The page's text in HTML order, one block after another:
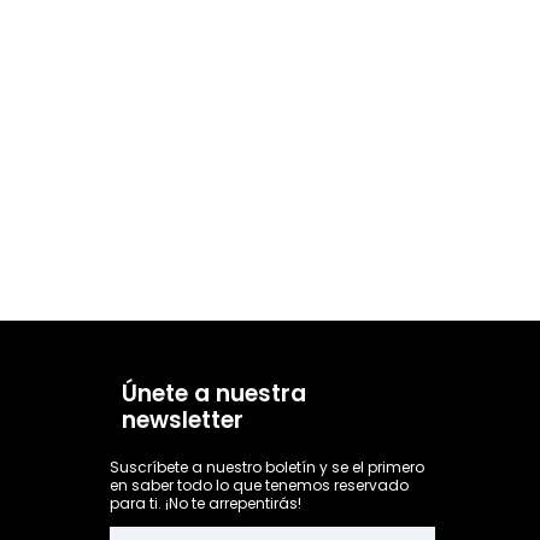
Únete a nuestra
newsletter
Suscríbete a nuestro boletín y se el primero
en saber todo lo que tenemos reservado
para ti. ¡No te arrepentirás!